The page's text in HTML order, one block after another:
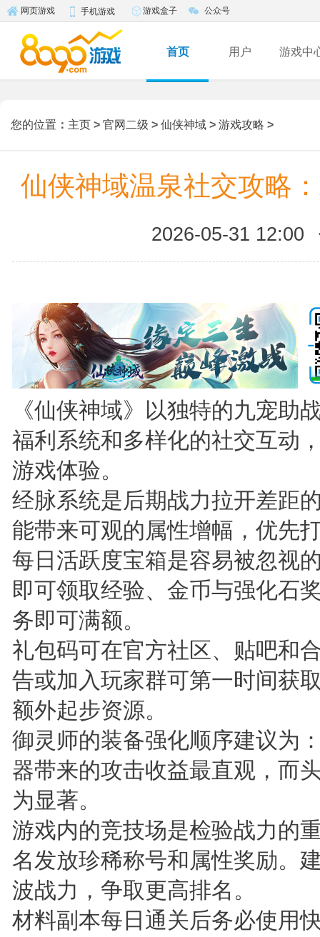
网页游戏 手机游戏 游戏盒子 公众号
首页 用户 游戏中
您的位置 ： 主页 > 官网二级 > 仙侠神域 > 游戏攻略 >
仙侠神域温泉社交攻略
2026-05-31 12:00
《仙侠神域》以独特的九宠助
福利系统和多样化的社交互动
游戏体验。
经脉系统是后期战力拉开差距
能带来可观的属性增幅，优先
每日活跃度宝箱是容易被忽视
即可领取经验、金币与强化石
务即可满额。
礼包码可在官方社区、贴吧和
告或加入玩家群可第一时间获
额外起步资源。
御灵师的装备强化顺序建议
器带来的攻击收益最直观，而
为显著。
游戏内的竞技场是检验战力的
名发放珍稀称号和属性奖励。
波战力，争取更高排名。
材料副本每日通关后务必使用